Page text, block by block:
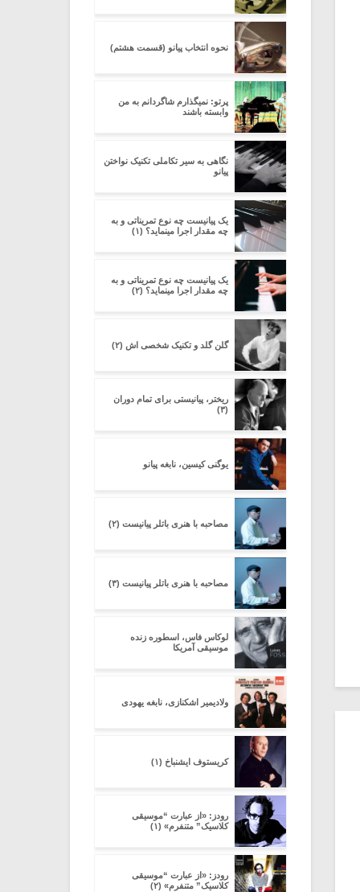
نحوه انتخاب پیانو (قسمت هشتم)
پرتو: نمیگذارم شاگردانم به من
وابسته باشند
نگاهی به سیر تکاملی تکنیک نواختن
پیانو
یک پیانیست چه نوع تمریناتی و به
چه مقدار اجرا مینماید؟ (۱)
یک پیانیست چه نوع تمریناتی و به
چه مقدار اجرا مینماید؟ (۲)
گلن گلد و تکنیک شخصی اش (۲)
ریختر، پیانیستی برای تمام دوران
(۳)
یوگنی کیسین، نابغه پیانو
مصاحبه با هنری باتلر پیانیست (۲)
مصاحبه با هنری باتلر پیانیست (۳)
لوکاس فاس، اسطوره زنده
موسیقی آمریکا
ولادیمیر اشکنازی، نابغه یهودی
کریستوف ایشنباخ (۱)
رودز: «از عبارت “موسیقی
کلاسیک” متنفرم» (۱)
رودز: «از عبارت “موسیقی
کلاسیک” متنفرم» (۲)